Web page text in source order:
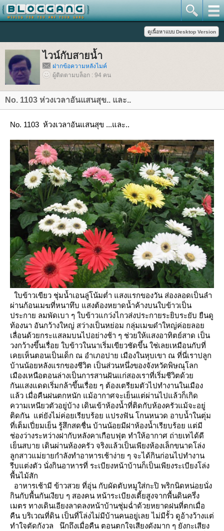
ไวน์กับสายน้ำ
ฝากข้อความหลังไมค์
ผู้ติดตามบล็อก : 94 คน
No. 1103 ห่วงเวลาอันแสนสุข.. และ..
No. 1103 ห้วงเวลาอันแสนสุข ...และ..
บข้าวเขียว ชุ่มน้ำเอนลู่โน้มต่ำ แสงแรกของวัน ส่องลอดเป็นลำ
ผ่านก้อนเมฆที่หนาทึบ แสงต้องหยาดน้ำค้างบนใบข้าวเป็น
ประกา ลมพัดเบา ๆ ใบข้าวแกว่งไกวส่งประกายระยิบระยับ ืนดู
ท้องนา อันกว้างใหญ่ สว่างเป็นหย่อม กลุ่มเมฆดำใหญ่ค่อยลอ
เลื่อนด้วยกระแสลมบนไปอย่างช้า ๆ ช่วยให้แสงอาทิตย์สาด เป็น
วงกว้างขึ้นเรื่อย ใบข้าวในนาเริ่มเขียวชัดขึ้น ใช่เลยเหมือนกับที่
เคยเห็นตอนเป็นเด็ก ณ อำเภอปา เมืองในหุบเขา ณ ที่นี่เราปลูก
บ้านน้อยหลังแรกของชีวิต เป็นส่วนหนึ่งของจังหวัดพิษณุโลก
เมืองเหนือตอนล่างเป็นการสานฝันแก่สองเราที่เริ่มชีวิตด้ว
กันแสงแดดเริ่มกล้าขึ้นเรื่อย ๆ ต้องเตรียมตัวไปทำงานในเมือง
ล้ว เมื่อคืนฝนตกหนัก แม้อากาศจะเย็นแต่ผ่านไปแล้วก็เกิด
ความเหนียวตัวอยู่บ้าง เดินเข้าห้องน้ำที่ติดกับห้องครัวแม้จะอยู่
ติดกัน ต่ยังไม่ค่อยเรียบร้อย แปรงฟัน โกนหนวด อาบน้ำในตุ่ม
ที่เต็มเปี่ยมเย็น รู้สึกสดชื่น บ้านน้อยมีฝาห้องน้ำเรียบร้อย แต่มี
ช่องว่างระหว่างฝากับหลังคาเกือบฟุต ทำให้อากาศ ถ่ายเทได้ดี
เย็นสบา เดินผ่านห้องครัว จริงแล้วเป็นเพียงห้องเล็กขนาดโล่ง
ลูกสาวแม่ยายกำลังทำอาหารเช้าง่าย ๆ จะได้กินก่อนไปทำงาน
รีบแต่งตัว นั่งกินอาหารที่ ระเบียงหน้าบ้านก็เป็นเพียงระเบียงโล่ง
พื้นไม้สัก
อาหารเช้ามี ข้าวสวย ที่อุ่น กับผัดตับหมูใส่กะปิ พริกนิดหน่อยนั่ง
กินกับพื้นกันเงียบ ๆ สองคน หน้าระเบียงเตี้ยสูงจากพื้นดินครึ่ง
เมตร ทางเดินเอียงลาดลงหน้าบ้านชุ่มฉ่ำด้วยหยาดฝนที่ตกเมื่อ
คืน บริเวณที่ดิน เป็นที่โล่งไม่มีบ้านคนอยู่เลย ไม่มีรั้ว ดูอ้างว้างแต่
ทำใจตัดกังวล
นึกถึงเมื่อคืน ตอนตกใจเสียงดังมาก ๆ ยังกะเสียง